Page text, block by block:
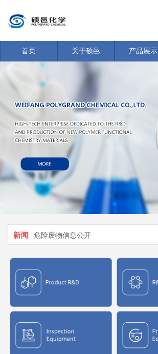
首页 关于硕邑 产品展示
危险废物信息公开
危险废物信息公开
新闻 危险废物信息公开
新闻 氯化聚乙烯CPE结构特征与应用介绍
新闻 氯化聚氯乙烯性能与用途